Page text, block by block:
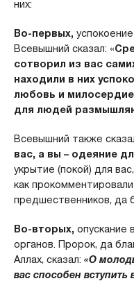
них:
Во-первых,
Всевышний сказал: «
сотворил из вас
находили в них
любовь и
для людей
Всевышний также
вас, а вы – одеяние
укрытие (покой) для
как
предшественников, да
Во-вторых, опускание
органов. Пророк, да
Аллах, сказал: «О
вас способен вступить